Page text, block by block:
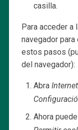
casilla.
Para acceder a
navegador
estos pasos
del navegador):
Abra
Ahora